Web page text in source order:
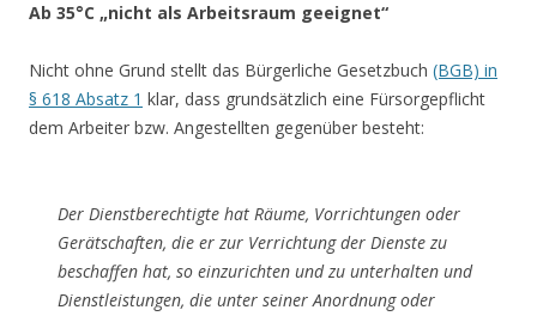
Ab 35°C „nicht als Arbeitsraum geeignet“
Nicht ohne Grund stellt das Bürgerliche Gesetzbuch (BGB) in
§ 618 Absatz 1 klar, dass grundsätzlich eine Fürsorgepflicht
dem Arbeiter bzw. Angestellten gegenüber besteht:
Der Dienstberechtigte hat Räume, Vorrichtungen oder
Gerätschaften, die er zur Verrichtung der Dienste zu
beschaffen hat, so einzurichten und zu unterhalten und
Dienstleistungen, die unter seiner Anordnung oder